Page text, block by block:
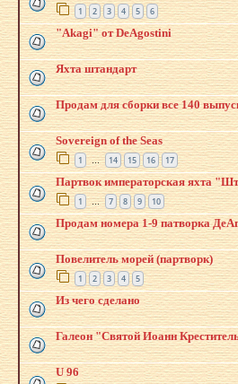
1 2 3 4 5 6
"Akagi" от DeAgostini
Яхта штандарт
Продам для сборки все 140
Sovereign of the Seas
1 … 14 15 16 17
Партвок императорская яхта
1 … 7 8 9 10
Продам номера 1-9 патворка
Повелитель морей (партворк)
1 2 3 4 5
Из чего сделано
Галеон "Святой Иоанн
U 96